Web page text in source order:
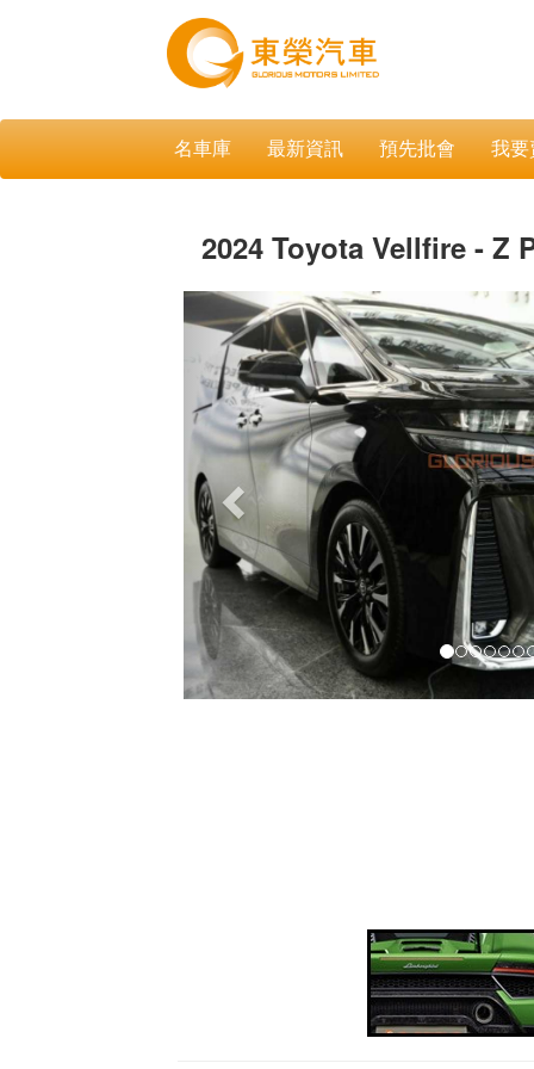
名車庫 最新資訊 預先批會 我要
2024 Toyota Vellfire - Z
Previous